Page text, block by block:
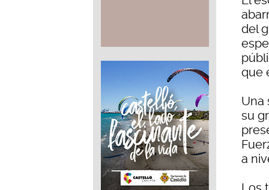
del
que
Una
su
a